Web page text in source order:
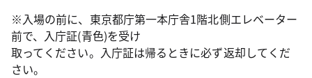
※入場の前に、東京都庁第一本庁舎1階北側エレベーター
前で、入庁証(青色)を受け
取ってください。入庁証は帰るときに必ず返却してくだ
さい。